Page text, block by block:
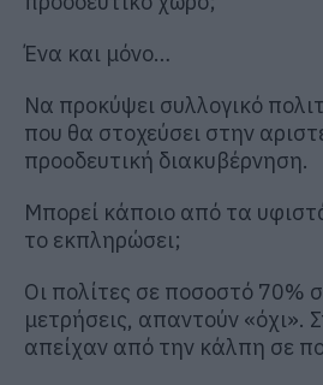
Ένα και μόνο…
Να προκύψει συλλογικό
που θα στοχεύσει στην
προοδευτική διακυβέρνηση.
Μπορεί κάποιο από τα
το εκπληρώσει;
Οι πολίτες σε ποσοστό 70%
μετρήσεις, απαντούν «όχι».
απείχαν από την κάλπη σε